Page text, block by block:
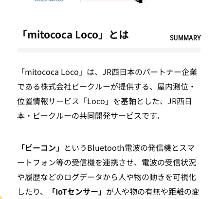
「mitococa Loco」とは SUMMARY
「mitococa Loco」は、JR西日本のパートナー企業
である株式会社ビークルーが提供する、屋内測位・
位置情報サービス「Loco」を基軸とした、JR西日
本・ビークルーの共同開発サービスです。
「ビーコン」 というBluetooth電波の発信機とスマ
ートフォン等の受信機を連携させ、電波の受信状況
や履歴などのログデータから人や物の動きを可視化
したり、
「IoTセンサー」 が人や物の有無や距離の変